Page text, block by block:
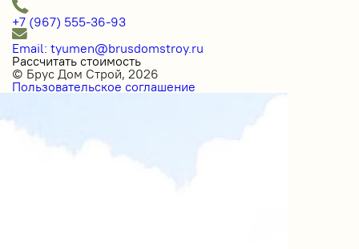
+7 (967) 555-36-93
Email: tyumen@brusdomstroy.ru
Рассчитать стоимость
© Брус Дом Строй, 2026
Пользовательское соглашение